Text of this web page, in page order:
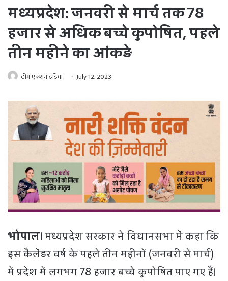
मध्यप्रदेश: जनवरी से मार्च तक 78
हजार से अधिक बच्चे कुपोषित, पहले
तीन महीने का आंकड़े
टीम एक्शन इंडिया July 12, 2023
भोपाल।मध्यप्रदेश सरकार ने विधानसभा में कहा कि
इस कैलेंडर वर्ष के पहले तीन महीनों (जनवरी से मार्च)
में प्रदेश में लगभग 78 हजार बच्चे कुपोषित पाए गए हैं।